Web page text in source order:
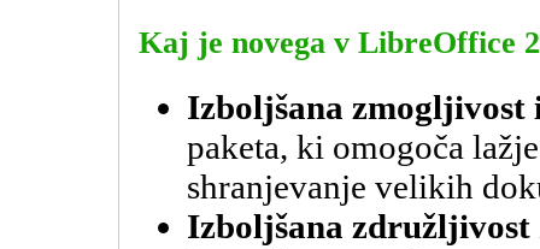
Kaj je novega v LibreOffice
Izboljšana zmogljivost
paketa, ki omogoča
shranjevanje velikih
Izboljšana združljivost